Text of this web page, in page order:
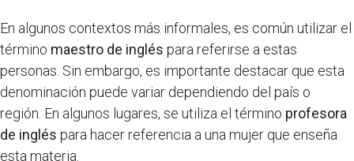
En algunos contextos más informales, es común utilizar el
término maestro de inglés para referirse a estas
personas. Sin embargo, es importante destacar que esta
denominación puede variar dependiendo del país o
región. En algunos lugares, se utiliza el término profesora
de inglés para hacer referencia a una mujer que enseña
esta materia.